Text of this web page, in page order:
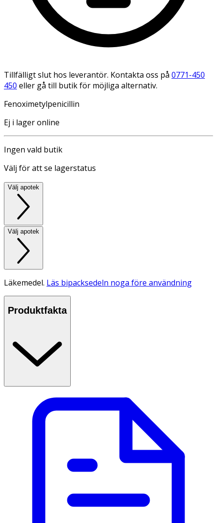
Tillfälligt slut hos leverantör. Kontakta oss på 0771-450
450 eller gå till butik för möjliga alternativ.
Fenoximetylpenicillin
Ej i lager online
Ingen vald butik
Välj för att se lagerstatus
Välj apotek
Välj apotek
Läkemedel. Läs bipacksedeln noga före användning
Produktfakta